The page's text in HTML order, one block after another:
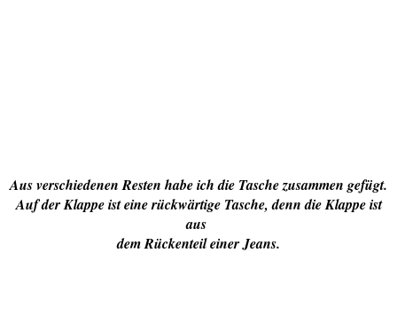
Aus verschiedenen Resten habe ich die Tasche zusammen gefügt.
Auf der Klappe ist eine rückwärtige Tasche, denn die Klappe ist
aus
dem Rückenteil einer Jeans.